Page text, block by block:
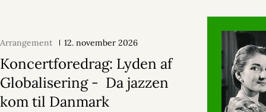
Arrangement 12. november 2026
Koncertforedrag: Lyden af
Globalisering - Da jazzen
kom til Danmark